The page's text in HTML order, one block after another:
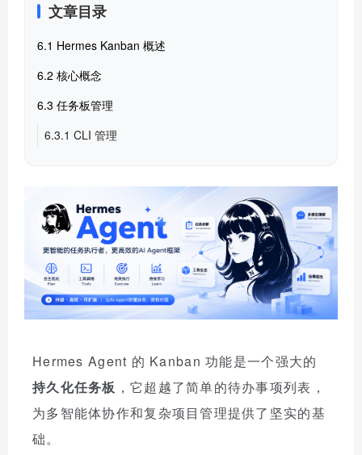
文章目录
6.1 Hermes Kanban 概述
6.2 核心概念
6.3 任务板管理
6.3.1 CLI 管理
Hermes Agent 的 Kanban 功能是一个强大的
持久化任务板 ，它超越了简单的待办事项列表，
为多智能体协作和复杂项目管理提供了坚实的基
础。